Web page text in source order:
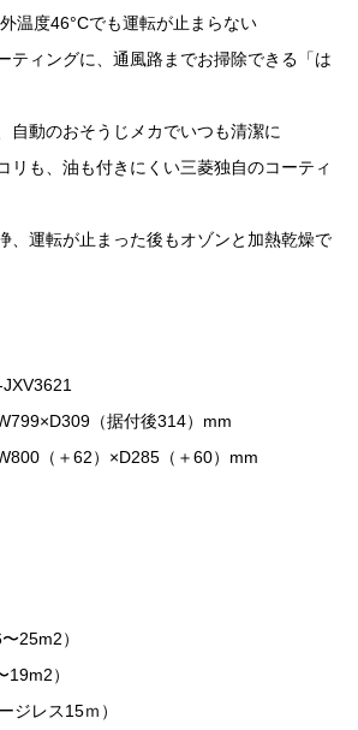
温度46°Cでも運転が止まらない
ティングに、通風路までお掃除できる「は
自動のおそうじメカでいつも清潔に
リも、油も付きにくい三菱独自のコーティ
、運転が止まった後もオゾンと加熱乾燥で
（据付後314）mm
（＋62）×D285（＋60）mm
25m2）
）
ジレス15ｍ）